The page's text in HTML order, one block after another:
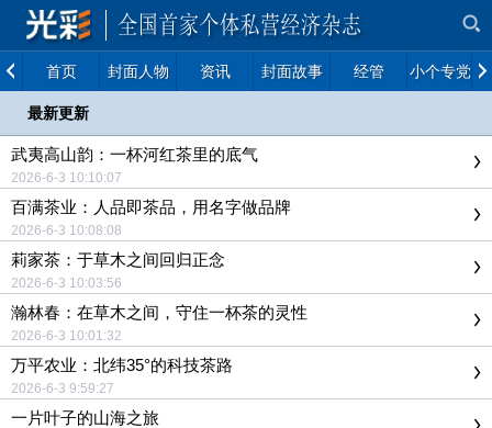
首页 封面人物 资讯 封面故事 经管 小个专党建
最新更新
武夷高山韵：一杯河红茶里的底气
2026-6-3 10:10:07
百满茶业：人品即茶品，用名字做品牌
2026-6-3 10:08:08
莉家茶：于草木之间回归正念
2026-6-3 10:03:56
瀚林春：在草木之间，守住一杯茶的灵性
2026-6-3 10:01:32
万平农业：北纬35°的科技茶路
2026-6-3 9:59:27
一片叶子的山海之旅